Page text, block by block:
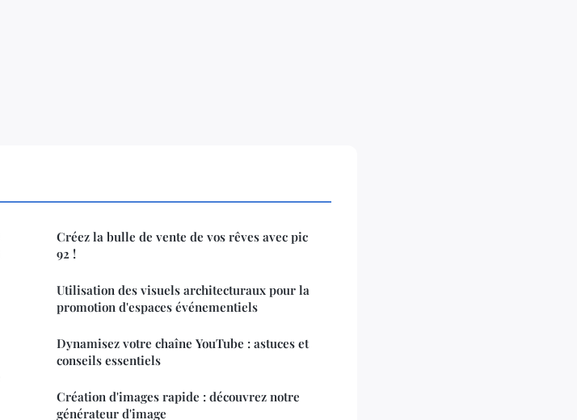
Créez la bulle de vente de vos rêves avec pic
92 !
Utilisation des visuels architecturaux pour la
promotion d'espaces événementiels
Dynamisez votre chaîne YouTube : astuces et
conseils essentiels
Création d'images rapide : découvrez notre
générateur d'image